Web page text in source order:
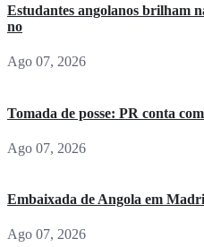
Estudantes angolanos brilham
no
Ago 07, 2026
Tomada de posse: PR conta
Ago 07, 2026
Embaixada de Angola em
Ago 07, 2026